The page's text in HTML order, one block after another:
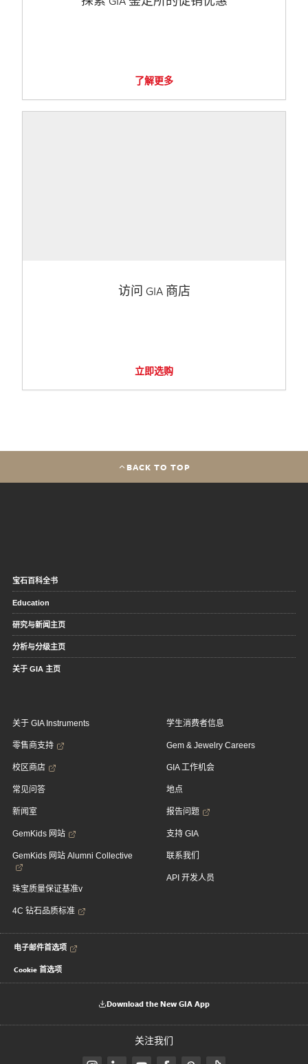
了解更多
访问 GIA 商店
立即选购
BACK TO TOP
宝石百科全书
Education
研究与新闻主页
分析与分级主页
关于 GIA 主页
关于 GIA Instruments
零售商支持
校区商店
常见问答
新闻室
GemKids 网站
GemKids 网站 Alumni Collective
珠宝质量保证基准v
4C 钻石品质标准
学生消费者信息
Gem & Jewelry Careers
GIA 工作机会
地点
报告问题
支持 GIA
联系我们
API 开发人员
电子邮件首选项
Cookie 首选项
Download the New GIA App
关注我们